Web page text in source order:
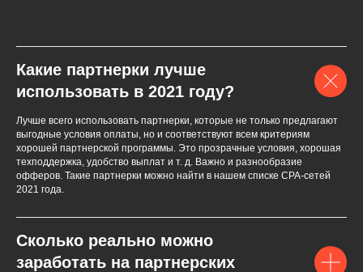
Какие партнерки лучше
использовать в 2021 году?
Лучше всего использовать партнерки, которые не только предлагают
выгодные условия оплаты, но и соответствуют всем критериям
хорошей партнерской программы. Это прозрачные условия, хорошая
техподдержка, удобство выплат и т. д. Важно и разнообразие
офферов. Такие партнерки можно найти в нашем списке СPA-сетей
2021 года.
Сколько реально можно
заработать на партнерских